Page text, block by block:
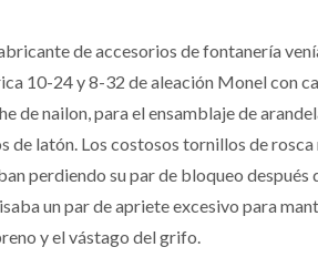
de accesorios de fontanería
10-24 y 8-32 de aleación Monel con
de nailon, para el ensamblaje de
de latón. Los costosos tornillos de
perdiendo su par de bloqueo después
un par de apriete excesivo para
y el vástago del grifo.